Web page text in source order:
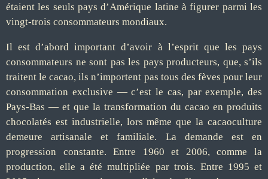
étaient les seuls pays d’Amérique latine à figurer parmi les
vingt-trois consommateurs mondiaux.
Il est d’abord important d’avoir à l’esprit que les pays
consommateurs ne sont pas les pays producteurs, que, s’ils
traitent le cacao, ils n’importent pas tous des fèves pour leur
consommation exclusive — c’est le cas, par exemple, des
Pays-Bas — et que la transformation du cacao en produits
chocolatés est industrielle, lors même que la cacaoculture
demeure artisanale et familiale. La demande est en
progression constante. Entre 1960 et 2006, comme la
production, elle a été multipliée par trois. Entre 1995 et